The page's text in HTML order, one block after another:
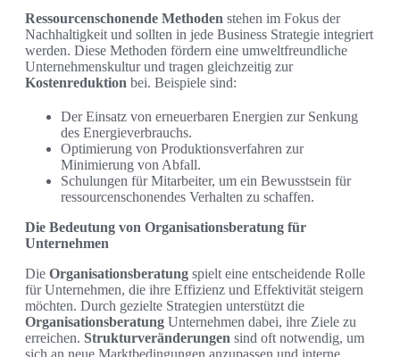
Ressourcenschonende Methoden stehen im Fokus der
Nachhaltigkeit und sollten in jede Business Strategie integriert
werden. Diese Methoden fördern eine umweltfreundliche
Unternehmenskultur und tragen gleichzeitig zur
Kostenreduktion bei. Beispiele sind:
Der Einsatz von erneuerbaren Energien zur Senkung
des Energieverbrauchs.
Optimierung von Produktionsverfahren zur
Minimierung von Abfall.
Schulungen für Mitarbeiter, um ein Bewusstsein für
ressourcenschonendes Verhalten zu schaffen.
Die Bedeutung von Organisationsberatung für
Unternehmen
Die Organisationsberatung spielt eine entscheidende Rolle
für Unternehmen, die ihre Effizienz und Effektivität steigern
möchten. Durch gezielte Strategien unterstützt die
Organisationsberatung Unternehmen dabei, ihre Ziele zu
erreichen. Strukturveränderungen sind oft notwendig, um